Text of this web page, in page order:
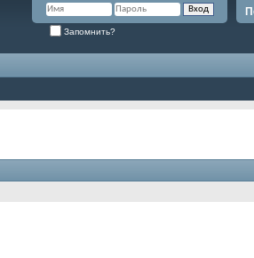
Запомнить?